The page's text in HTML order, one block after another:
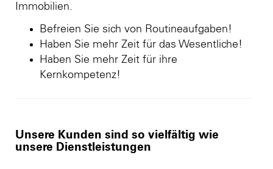
Immobilien.
Befreien Sie sich von Routineaufgaben!
Haben Sie mehr Zeit für das Wesentliche!
Haben Sie mehr Zeit für ihre
Kernkompetenz!
Unsere Kunden sind so vielfältig wie
unsere Dienstleistungen